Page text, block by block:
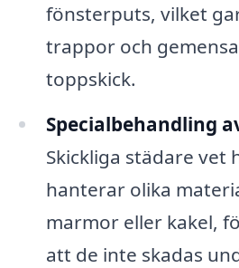
fönsterputs, vilket
trappor och
toppskick.
Specialbehandling
Skickliga städare vet
hanterar olika
marmor eller kakel,
att de inte skadas